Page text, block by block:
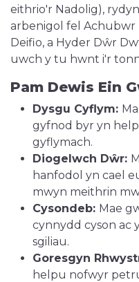
eithrio'r Nadolig),
arbenigol fel Achubwr
Deifio, a Hyder Dŵr
uwch y tu hwnt i'r
Pam Dewis Ein
Dysgu Cyflym:
gyfnod byr yn
gyflymach.
Diogelwch Dŵr:
hanfodol yn cael
mwyn meithrin
Cysondeb: Mae
cynnydd cyson ac
sgiliau.
Goresgyn
helpu nofwyr